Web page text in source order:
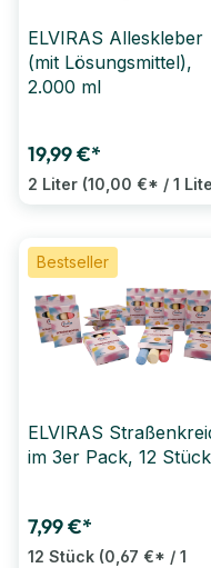
ELVIRAS Alleskleber
(mit Lösungsmittel),
2.000 ml
19,99 €*
2 Liter (10,00 €* / 1
Bestseller
ELVIRAS
im 3er Pack, 12 Stück
7,99 €*
12 Stück (0,67 €* / 1